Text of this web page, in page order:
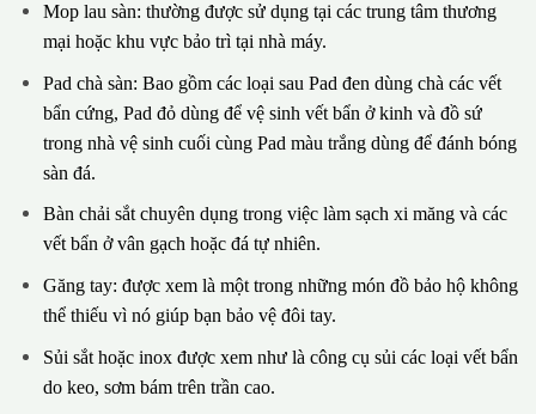
Mop lau sàn: thường được sử dụng tại các trung tâm thương
mại hoặc khu vực bảo trì tại nhà máy.
Pad chà sàn: Bao gồm các loại sau Pad đen dùng chà các vết
bẩn cứng, Pad đỏ dùng để vệ sinh vết bẩn ở kinh và đồ sứ
trong nhà vệ sinh cuối cùng Pad màu trắng dùng để đánh bóng
sàn đá.
Bàn chải sắt chuyên dụng trong việc làm sạch xi măng và các
vết bẩn ở vân gạch hoặc đá tự nhiên.
Găng tay: được xem là một trong những món đồ bảo hộ không
thể thiếu vì nó giúp bạn bảo vệ đôi tay.
Sủi sắt hoặc inox được xem như là công cụ sủi các loại vết bẩn
do keo, sơm bám trên trần cao.